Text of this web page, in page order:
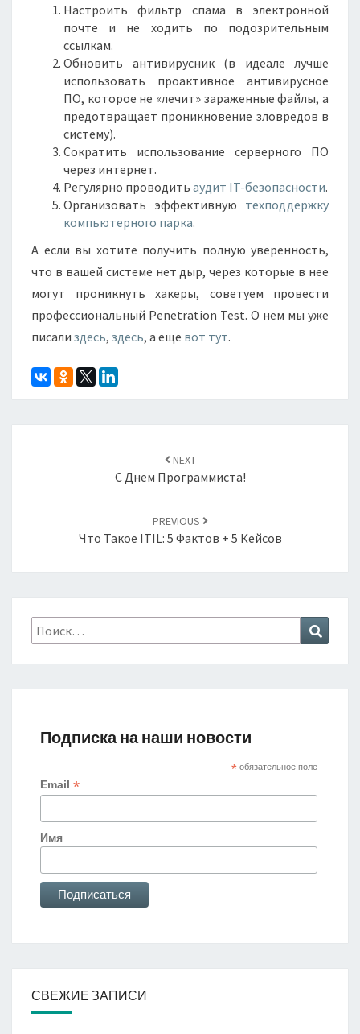
Настроить фильтр спама в электронной
почте и не ходить по подозрительным
ссылкам.
Обновить антивирусник (в идеале лучше
использовать проактивное антивирусное
ПО, которое не «лечит» зараженные файлы, а
предотвращает проникновение зловредов в
систему).
Сократить использование серверного ПО
через интернет.
Регулярно проводить аудит IT-безопасности.
Организовать эффективную техподдержку
компьютерного парка.
А если вы хотите получить полную уверенность,
что в вашей системе нет дыр, через которые в нее
могут проникнуть хакеры, советуем провести
профессиональный Penetration Test. О нем мы уже
писали здесь, здесь, а еще вот тут.
NEXT
С Днем Программиста!
PREVIOUS
Что Такое ITIL: 5 Фактов + 5 Кейсов
Найти:
Подписка на наши новости
*обязательное поле
Email*
Имя
СВЕЖИЕ ЗАПИСИ